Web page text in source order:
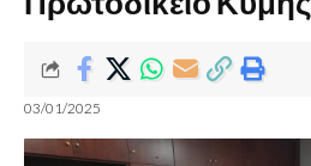
03/01/2025